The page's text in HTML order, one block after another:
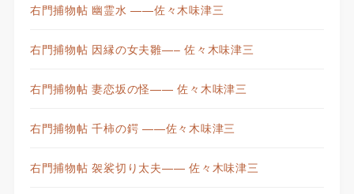
右門捕物帖 幽霊水 ——佐々木味津三
右門捕物帖 因縁の女夫雛—– 佐々木味津三
右門捕物帖 妻恋坂の怪—— 佐々木味津三
右門捕物帖 千柿の鍔 ——佐々木味津三
右門捕物帖 袈裟切り太夫—— 佐々木味津三